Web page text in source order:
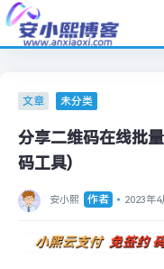
文章 未分类
分享二维码在线批
码工具)
安小熙 作者 2023年4